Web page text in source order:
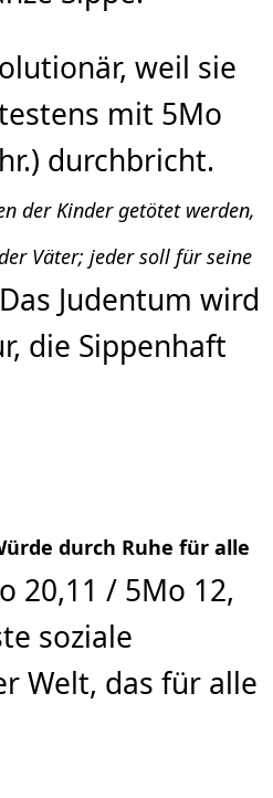
weil sie
mit 5Mo
durchbricht.
der Kinder getötet werden,
Väter; jeder soll für seine
Das Judentum wird
die Sippenhaft
durch Ruhe für alle
20,11 / 5Mo 12,
soziale
Welt, das für alle